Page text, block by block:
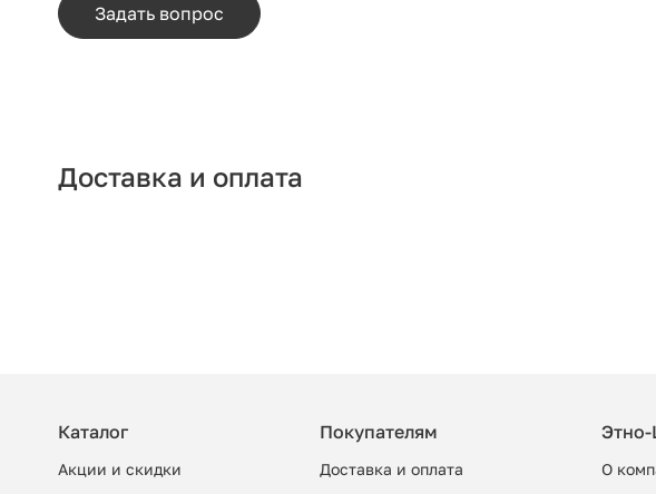
Задать вопрос
Доставка и оплата
Каталог
Акции и скидки
Покупателям
Доставка и оплата О